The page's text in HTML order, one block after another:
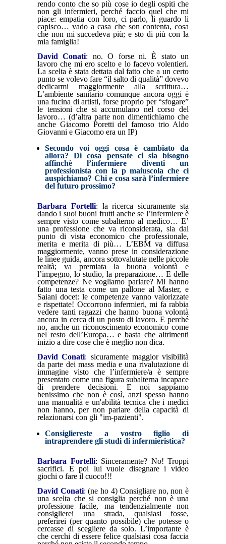
rendo conto che so più cose io degli ospiti che
non gli infermieri, perché faccio quel che mi
piace: empatia con loro, ci parlo, li guardo li
capisco… vado a casa che son contenta, cosa
che non mi succedeva più; e sto di più con la
mia famiglia!
David Conati: no. O forse ni. È stato un
lavoro che mi ero scelto e lo facevo volentieri.
La scelta è stata dettata dal fatto che a un certo
punto se volevo fare “il salto di qualità” dovevo
dedicarmi maggiormente alla scrittura…
L’ambiente sanitario comunque ancora oggi è
una fucina di artisti, forse proprio per “sfogare”
le tensioni che si accumulano nel corso del
lavoro… (d’altra parte non dimentichiamo che
anche Giacomo Poretti del famoso trio Aldo
Giovanni e Giacomo era un IP)
Secondo voi oggi cosa è cambiato da
allora? Di cosa pensate ci sia bisogno
affinchè l’infermiere diventi un
professionista con la p maiuscola che ci
auspichiamo? Chi e cosa sarà l’infermiere
del futuro prossimo?
Barbara Fortelli: la ricerca sicuramente sta
dando i suoi buoni frutti anche se l’infermiere è
sempre visto come subalterno al medico… E’
una professione che va riconsiderata, sia dal
punto di vista economico che professionale,
merita e merita di più… L’EBM va diffusa
maggiormente, vanno prese in considerazione
le linee guida, ancora sottovalutate nelle piccole
realtà; va premiata la buona volontà e
l’impegno, lo studio, la preparazione… E delle
competenze? Ne vogliamo parlare? Mi hanno
fatto una testa come un pallone al Master, e
Saiani docet: le competenze vanno valorizzate
e rispettate! Occorrono infermieri, mi fa rabbia
vedere tanti ragazzi che hanno buona volontà
ancora in cerca di un posto di lavoro. E perché
no, anche un riconoscimento economico come
nel resto dell’Europa… e basta che altrimenti
inizio a dire cose che è meglio non dica.
David Conati: sicuramente maggior visibilità
da parte dei mass media e una rivalutazione di
immagine visto che l’infermiere/a è sempre
presentato come una figura subalterna incapace
di prendere decisioni. E noi sappiamo
benissimo che non è così, anzi spesso hanno
una manualità e un'abilità tecnica che i medici
non hanno, per non parlare della capacità di
relazionarsi con gli "im-pazienti".
Consigliereste a vostro figlio di
intraprendere gli studi di infermieristica?
Barbara Fortelli: Sinceramente? No! Troppi
sacrifici. E poi lui vuole disegnare i video
giochi o fare il cuoco!!!
David Conati: (ne ho 4) Consigliare no, non è
una scelta che si consiglia perché non è una
professione facile, ma tendenzialmente non
consiglierei una strada, qualsiasi fosse,
preferirei (per quanto possibile) che potesse o
cercasse di scegliere da solo. L’importante è
che cerchi di essere felice qualsiasi cosa faccia